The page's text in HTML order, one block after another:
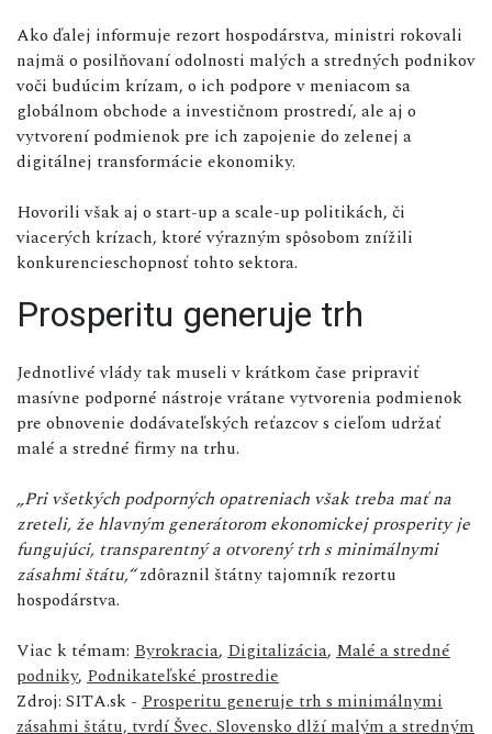
Ako ďalej informuje rezort hospodárstva, ministri rokovali
najmä o posilňovaní odolnosti malých a stredných podnikov
voči budúcim krízam, o ich podpore v meniacom sa
globálnom obchode a investičnom prostredí, ale aj o
vytvorení podmienok pre ich zapojenie do zelenej a
digitálnej transformácie ekonomiky.
Hovorili však aj o start-up a scale-up politikách, či
viacerých krízach, ktoré výrazným spôsobom znížili
konkurencieschopnosť tohto sektora.
Prosperitu generuje trh
Jednotlivé vlády tak museli v krátkom čase pripraviť
masívne podporné nástroje vrátane vytvorenia podmienok
pre obnovenie dodávateľských reťazcov s cieľom udržať
malé a stredné firmy na trhu.
„Pri všetkých podporných opatreniach však treba mať na
zreteli, že hlavným generátorom ekonomickej prosperity je
fungujúci, transparentný a otvorený trh s minimálnymi
zásahmi štátu,“zdôraznil štátny tajomník rezortu
hospodárstva.
Viac k témam: Byrokracia, Digitalizácia, Malé a stredné
podniky, Podnikateľské prostredie
Zdroj: SITA.sk - Prosperitu generuje trh s minimálnymi
zásahmi štátu, tvrdí Švec. Slovensko dlží malým a stredným